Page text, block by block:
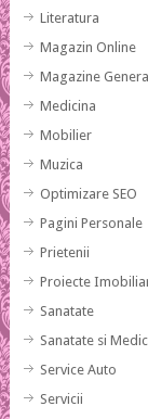
Literatura
Magazin Online
Magazine
Medicina
Mobilier
Muzica
Optimizare SEO
Pagini Personale
Prietenii
Proiecte
Sanatate
Sanatate si
Service Auto
Servicii